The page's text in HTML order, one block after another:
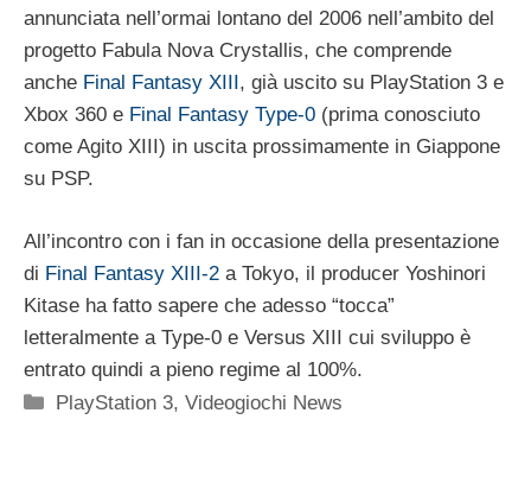
annunciata nell’ormai lontano del 2006 nell’ambito del
progetto Fabula Nova Crystallis, che comprende
anche Final Fantasy XIII, già uscito su PlayStation 3 e
Xbox 360 e Final Fantasy Type-0 (prima conosciuto
come Agito XIII) in uscita prossimamente in Giappone
su PSP.
All’incontro con i fan in occasione della presentazione
di Final Fantasy XIII-2 a Tokyo, il producer Yoshinori
Kitase ha fatto sapere che adesso “tocca”
letteralmente a Type-0 e Versus XIII cui sviluppo è
entrato quindi a pieno regime al 100%.
Categorie
PlayStation 3,Videogiochi News